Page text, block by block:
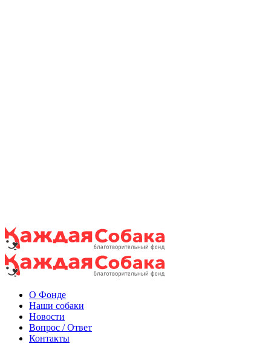
О Фонде
Наши собаки
Новости
Вопрос / Ответ
Контакты